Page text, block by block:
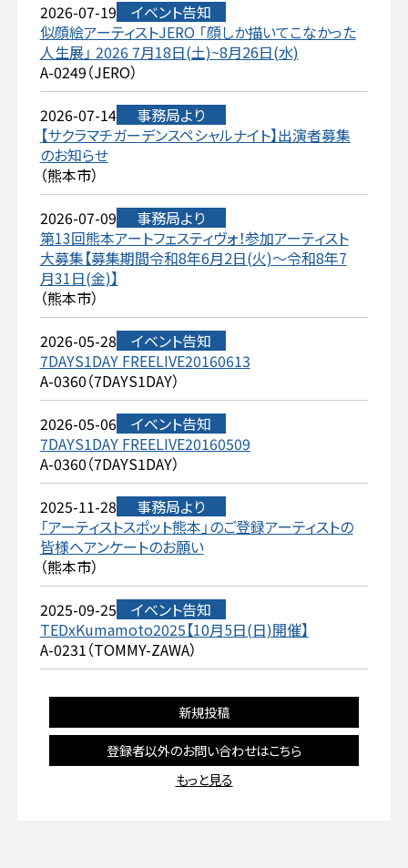
2026-07-19
イベント告知
似顔絵アーティストJERO 「顔しか描いてこなかった
人生展」 2026 7月18日(土)~8月26日(水)
A-0249（JERO）
2026-07-14
事務局より
【サクラマチガーデンスペシャルナイト】出演者募集
のお知らせ
（熊本市）
2026-07-09
事務局より
第13回熊本アートフェスティヴォ！参加アーティスト
大募集【募集期間令和8年6月2日(火)～令和8年7
月31日(金)】
（熊本市）
2026-05-28
イベント告知
7DAYS1DAY FREELIVE20160613
A-0360（7DAYS1DAY）
2026-05-06
イベント告知
7DAYS1DAY FREELIVE20160509
A-0360（7DAYS1DAY）
2025-11-28
事務局より
「アーティストスポット熊本」のご登録アーティストの
皆様へアンケートのお願い
（熊本市）
2025-09-25
イベント告知
TEDxKumamoto2025【10月5日(日)開催】
A-0231（TOMMY-ZAWA）
新規投稿
登録者以外のお問い合わせはこちら
もっと見る